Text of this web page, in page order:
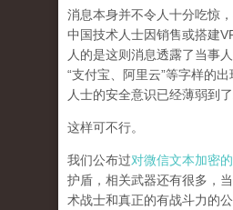
消息本身并不令人十分吃惊
中国技术人士因销售或搭建
人的是这则消息透露了当事
“支付宝、阿里云”等字样的
人士的安全意识已经薄弱到了
这样可不行。
我们公布过对微信文本加密
护盾，相关武器还有很多，
术战士和真正的有战斗力的